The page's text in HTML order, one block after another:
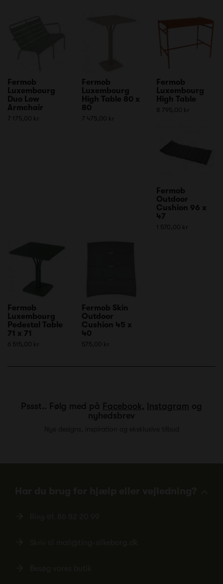
Fermob
Luxembourg
Duo Low
Armchair
7 175,00 kr
Fermob
Luxembourg
High Table 80 x
80
7 475,00 kr
Fermob
Luxembourg
High Table
8 795,00 kr
Fermob
Outdoor
Cushion 96 x
47
1 570,00 kr
Fermob
Luxembourg
Pedestal Table
71 x 71
6 515,00 kr
Fermob Skin
Outdoor
Cushion 45 x
40
575,00 kr
Pssst.. Følg med på Facebook, Instagram og
nyhedsbrev
Nye designs, inspiration og eksklusive tilbud